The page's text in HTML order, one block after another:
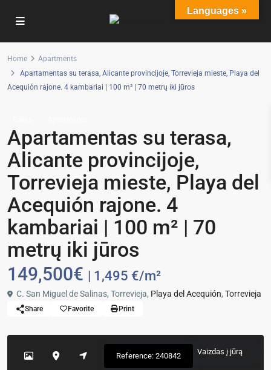
Home
Apartments
Apartamentas su terasa, Alicante provincijoje, Torrevieja mieste, Playa del
Acequión rajone. 4 kambariai | 100 m² | 70 metrų iki jūros
Apartamentas su terasa,
Alicante provincijoje,
Torrevieja mieste, Playa del
Acequión rajone. 4
kambariai | 100 m² | 70
metrų iki jūros
149,500€ | 1,495 €/m²
C. San Miguel de Salinas, Torrevieja, Playa del Acequión, Torrevieja
Share Favorite Print
Vaizdas į jūrą
Reference: 240842
Languages »